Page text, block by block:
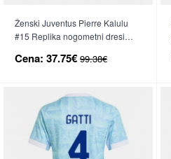
Ženski Juventus Pierre Kalulu
#15 Replika nogometni dresi
Cena: 37.75€ 99.38€